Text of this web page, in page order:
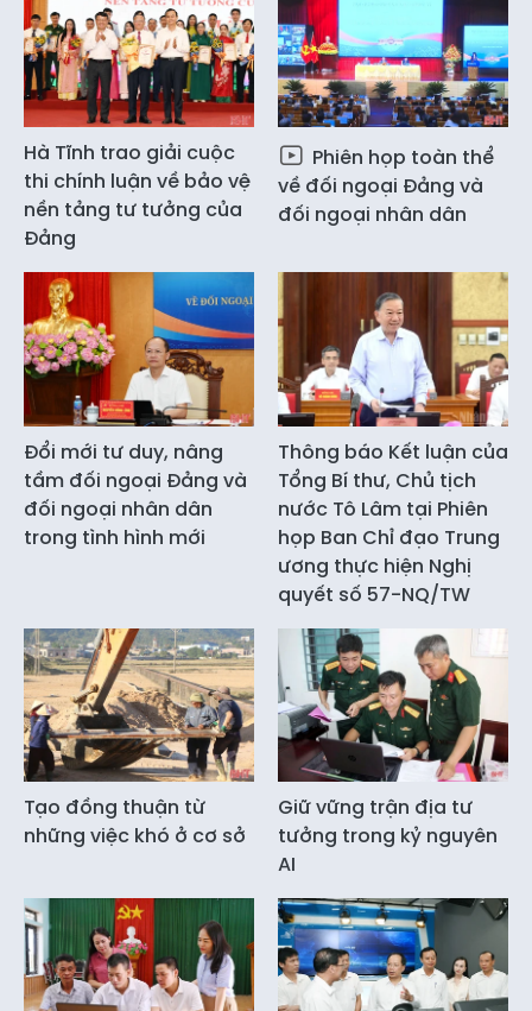
Hà Tĩnh trao giải cuộc
thi chính luận về bảo vệ
nền tảng tư tưởng của
Đảng
Phiên họp toàn thể
về đối ngoại Đảng và
đối ngoại nhân dân
Đổi mới tư duy, nâng
tầm đối ngoại Đảng và
đối ngoại nhân dân
trong tình hình mới
Thông báo Kết luận của
Tổng Bí thư, Chủ tịch
nước Tô Lâm tại Phiên
họp Ban Chỉ đạo Trung
ương thực hiện Nghị
quyết số 57-NQ/TW
Tạo đồng thuận từ
những việc khó ở cơ sở
Giữ vững trận địa tư
tưởng trong kỷ nguyên
AI